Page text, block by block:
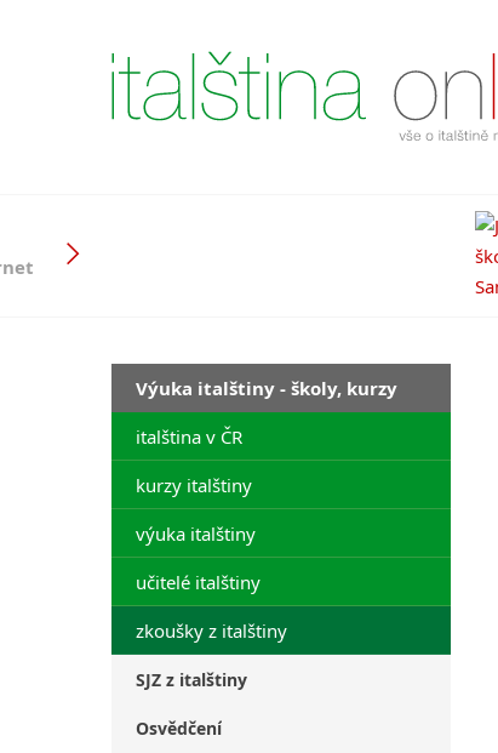
Výuka italštiny - školy, kurzy
italština v ČR
kurzy italštiny
výuka italštiny
učitelé italštiny
zkoušky z italštiny
SJZ z italštiny
Osvědčení